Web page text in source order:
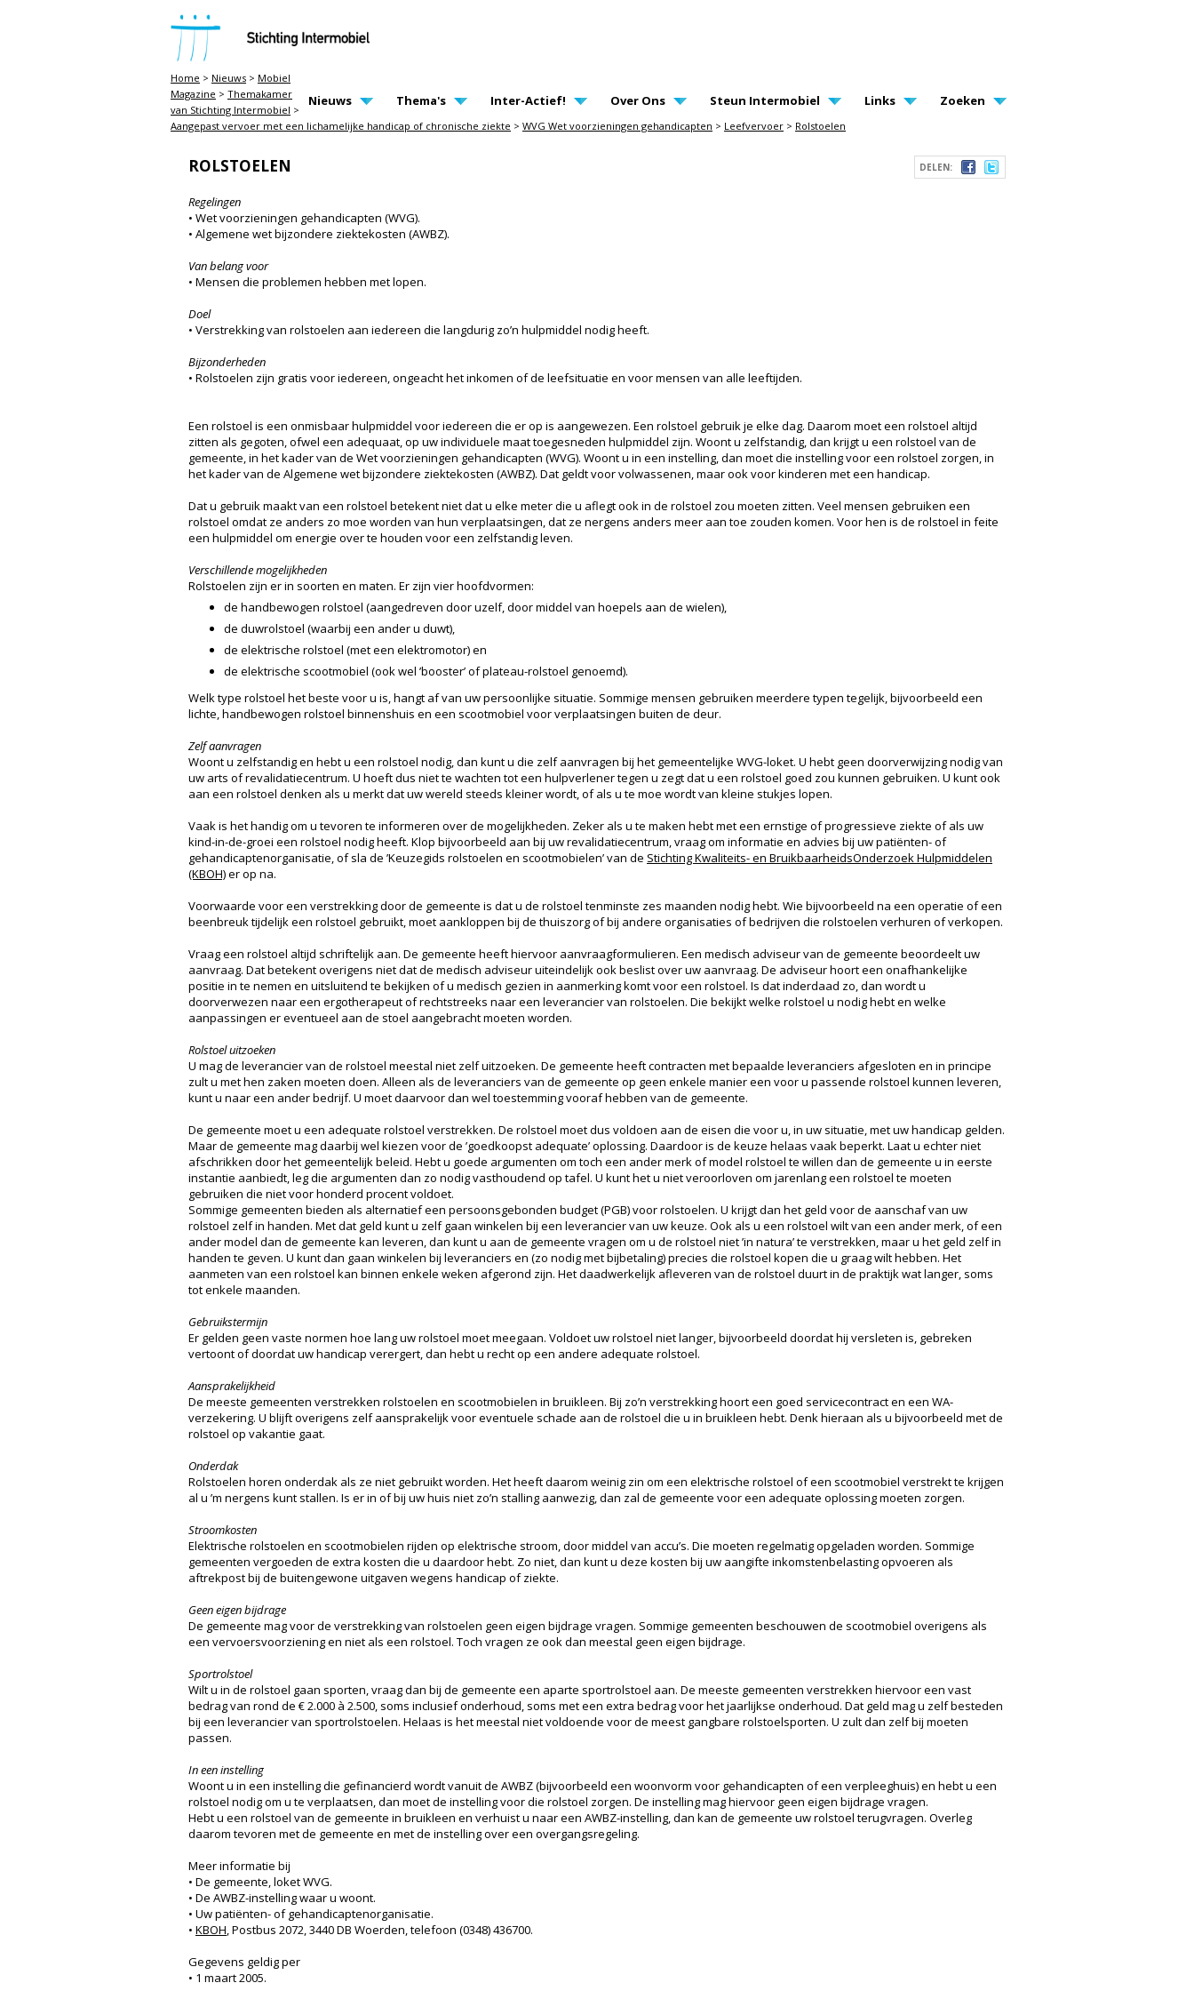
STICHTING INTERMOBIEL
MAIN PAGE NAVIGATION
Nieuws Thema's Inter-Actief! Over Ons Steun Intermobiel Links Zoeken
Home > Nieuws > Mobiel
Magazine > Themakamer
van Stichting Intermobiel >
Aangepast vervoer met een lichamelijke handicap of chronische ziekte > WVG Wet voorzieningen gehandicapten > Leefvervoer > Rolstoelen
DELEN:
ROLSTOELEN
Regelingen
• Wet voorzieningen gehandicapten (WVG).
• Algemene wet bijzondere ziektekosten (AWBZ).
Van belang voor
• Mensen die problemen hebben met lopen.
Doel
• Verstrekking van rolstoelen aan iedereen die langdurig zo’n hulpmiddel nodig heeft.
Bijzonderheden
• Rolstoelen zijn gratis voor iedereen, ongeacht het inkomen of de leefsituatie en voor mensen van alle leeftijden.
Een rolstoel is een onmisbaar hulpmiddel voor iedereen die er op is aangewezen. Een rolstoel gebruik je elke dag. Daarom moet een rolstoel altijd
zitten als gegoten, ofwel een adequaat, op uw individuele maat toegesneden hulpmiddel zijn. Woont u zelfstandig, dan krijgt u een rolstoel van de
gemeente, in het kader van de Wet voorzieningen gehandicapten (WVG). Woont u in een instelling, dan moet die instelling voor een rolstoel zorgen, in
het kader van de Algemene wet bijzondere ziektekosten (AWBZ). Dat geldt voor volwassenen, maar ook voor kinderen met een handicap.
Dat u gebruik maakt van een rolstoel betekent niet dat u elke meter die u aflegt ook in de rolstoel zou moeten zitten. Veel mensen gebruiken een
rolstoel omdat ze anders zo moe worden van hun verplaatsingen, dat ze nergens anders meer aan toe zouden komen. Voor hen is de rolstoel in feite
een hulpmiddel om energie over te houden voor een zelfstandig leven.
Verschillende mogelijkheden
Rolstoelen zijn er in soorten en maten. Er zijn vier hoofdvormen:
de handbewogen rolstoel (aangedreven door uzelf, door middel van hoepels aan de wielen),
de duwrolstoel (waarbij een ander u duwt),
de elektrische rolstoel (met een elektromotor) en
de elektrische scootmobiel (ook wel ’booster’ of plateau-rolstoel genoemd).
Welk type rolstoel het beste voor u is, hangt af van uw persoonlijke situatie. Sommige mensen gebruiken meerdere typen tegelijk, bijvoorbeeld een
lichte, handbewogen rolstoel binnenshuis en een scootmobiel voor verplaatsingen buiten de deur.
Zelf aanvragen
Woont u zelfstandig en hebt u een rolstoel nodig, dan kunt u die zelf aanvragen bij het gemeentelijke WVG-loket. U hebt geen doorverwijzing nodig van
uw arts of revalidatiecentrum. U hoeft dus niet te wachten tot een hulpverlener tegen u zegt dat u een rolstoel goed zou kunnen gebruiken. U kunt ook
aan een rolstoel denken als u merkt dat uw wereld steeds kleiner wordt, of als u te moe wordt van kleine stukjes lopen.
Vaak is het handig om u tevoren te informeren over de mogelijkheden. Zeker als u te maken hebt met een ernstige of progressieve ziekte of als uw
kind-in-de-groei een rolstoel nodig heeft. Klop bijvoorbeeld aan bij uw revalidatiecentrum, vraag om informatie en advies bij uw patiënten- of
gehandicaptenorganisatie, of sla de ’Keuzegids rolstoelen en scootmobielen’ van de Stichting Kwaliteits- en BruikbaarheidsOnderzoek Hulpmiddelen
(KBOH)er op na.
Voorwaarde voor een verstrekking door de gemeente is dat u de rolstoel tenminste zes maanden nodig hebt. Wie bijvoorbeeld na een operatie of een
beenbreuk tijdelijk een rolstoel gebruikt, moet aankloppen bij de thuiszorg of bij andere organisaties of bedrijven die rolstoelen verhuren of verkopen.
Vraag een rolstoel altijd schriftelijk aan. De gemeente heeft hiervoor aanvraagformulieren. Een medisch adviseur van de gemeente beoordeelt uw
aanvraag. Dat betekent overigens niet dat de medisch adviseur uiteindelijk ook beslist over uw aanvraag. De adviseur hoort een onafhankelijke
positie in te nemen en uitsluitend te bekijken of u medisch gezien in aanmerking komt voor een rolstoel. Is dat inderdaad zo, dan wordt u
doorverwezen naar een ergotherapeut of rechtstreeks naar een leverancier van rolstoelen. Die bekijkt welke rolstoel u nodig hebt en welke
aanpassingen er eventueel aan de stoel aangebracht moeten worden.
Rolstoel uitzoeken
U mag de leverancier van de rolstoel meestal niet zelf uitzoeken. De gemeente heeft contracten met bepaalde leveranciers afgesloten en in principe
zult u met hen zaken moeten doen. Alleen als de leveranciers van de gemeente op geen enkele manier een voor u passende rolstoel kunnen leveren,
kunt u naar een ander bedrijf. U moet daarvoor dan wel toestemming vooraf hebben van de gemeente.
De gemeente moet u een adequate rolstoel verstrekken. De rolstoel moet dus voldoen aan de eisen die voor u, in uw situatie, met uw handicap gelden.
Maar de gemeente mag daarbij wel kiezen voor de ’goedkoopst adequate’ oplossing. Daardoor is de keuze helaas vaak beperkt. Laat u echter niet
afschrikken door het gemeentelijk beleid. Hebt u goede argumenten om toch een ander merk of model rolstoel te willen dan de gemeente u in eerste
instantie aanbiedt, leg die argumenten dan zo nodig vasthoudend op tafel. U kunt het u niet veroorloven om jarenlang een rolstoel te moeten
gebruiken die niet voor honderd procent voldoet.
Sommige gemeenten bieden als alternatief een persoonsgebonden budget (PGB) voor rolstoelen. U krijgt dan het geld voor de aanschaf van uw
rolstoel zelf in handen. Met dat geld kunt u zelf gaan winkelen bij een leverancier van uw keuze. Ook als u een rolstoel wilt van een ander merk, of een
ander model dan de gemeente kan leveren, dan kunt u aan de gemeente vragen om u de rolstoel niet ’in natura’ te verstrekken, maar u het geld zelf in
handen te geven. U kunt dan gaan winkelen bij leveranciers en (zo nodig met bijbetaling) precies die rolstoel kopen die u graag wilt hebben. Het
aanmeten van een rolstoel kan binnen enkele weken afgerond zijn. Het daadwerkelijk afleveren van de rolstoel duurt in de praktijk wat langer, soms
tot enkele maanden.
Gebruikstermijn
Er gelden geen vaste normen hoe lang uw rolstoel moet meegaan. Voldoet uw rolstoel niet langer, bijvoorbeeld doordat hij versleten is, gebreken
vertoont of doordat uw handicap verergert, dan hebt u recht op een andere adequate rolstoel.
Aansprakelijkheid
De meeste gemeenten verstrekken rolstoelen en scootmobielen in bruikleen. Bij zo’n verstrekking hoort een goed servicecontract en een WA-
verzekering. U blijft overigens zelf aansprakelijk voor eventuele schade aan de rolstoel die u in bruikleen hebt. Denk hieraan als u bijvoorbeeld met de
rolstoel op vakantie gaat.
Onderdak
Rolstoelen horen onderdak als ze niet gebruikt worden. Het heeft daarom weinig zin om een elektrische rolstoel of een scootmobiel verstrekt te krijgen
al u ’m nergens kunt stallen. Is er in of bij uw huis niet zo’n stalling aanwezig, dan zal de gemeente voor een adequate oplossing moeten zorgen.
Stroomkosten
Elektrische rolstoelen en scootmobielen rijden op elektrische stroom, door middel van accu’s. Die moeten regelmatig opgeladen worden. Sommige
gemeenten vergoeden de extra kosten die u daardoor hebt. Zo niet, dan kunt u deze kosten bij uw aangifte inkomstenbelasting opvoeren als
aftrekpost bij de buitengewone uitgaven wegens handicap of ziekte.
Geen eigen bijdrage
De gemeente mag voor de verstrekking van rolstoelen geen eigen bijdrage vragen. Sommige gemeenten beschouwen de scootmobiel overigens als
een vervoersvoorziening en niet als een rolstoel. Toch vragen ze ook dan meestal geen eigen bijdrage.
Sportrolstoel
Wilt u in de rolstoel gaan sporten, vraag dan bij de gemeente een aparte sportrolstoel aan. De meeste gemeenten verstrekken hiervoor een vast
bedrag van rond de € 2.000 à 2.500, soms inclusief onderhoud, soms met een extra bedrag voor het jaarlijkse onderhoud. Dat geld mag u zelf besteden
bij een leverancier van sportrolstoelen. Helaas is het meestal niet voldoende voor de meest gangbare rolstoelsporten. U zult dan zelf bij moeten
passen.
In een instelling
Woont u in een instelling die gefinancierd wordt vanuit de AWBZ (bijvoorbeeld een woonvorm voor gehandicapten of een verpleeghuis) en hebt u een
rolstoel nodig om u te verplaatsen, dan moet de instelling voor die rolstoel zorgen. De instelling mag hiervoor geen eigen bijdrage vragen.
Hebt u een rolstoel van de gemeente in bruikleen en verhuist u naar een AWBZ-instelling, dan kan de gemeente uw rolstoel terugvragen. Overleg
daarom tevoren met de gemeente en met de instelling over een overgangsregeling.
Meer informatie bij
• De gemeente, loket WVG.
• De AWBZ-instelling waar u woont.
• Uw patiënten- of gehandicaptenorganisatie.
• KBOH, Postbus 2072, 3440 DB Woerden, telefoon (0348) 436700.
Gegevens geldig per
• 1 maart 2005.